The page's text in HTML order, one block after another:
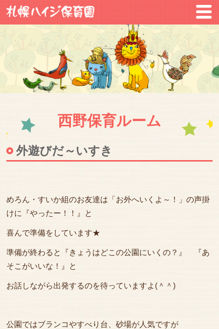
西野保育ルーム
外遊びだ～いすき
めろん・すいか組のお友達は「お外へいくよ～！」の声掛
けに『やったー！！』と
喜んで準備をしています★
準備が終わると『きょうはどこの公園にいくの？』 『あ
そこがいいな！』と
お話しながら出発するのを待っていますよ(＾＾)
公園ではブランコやすべり台、砂場が人気ですが